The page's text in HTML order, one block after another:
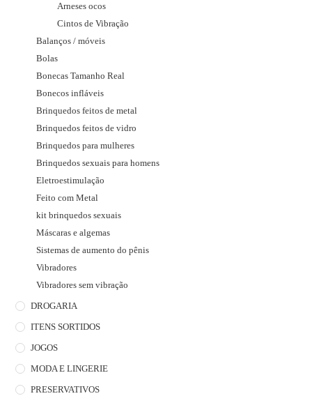
Arneses ocos
Cintos de Vibração
Balanços / móveis
Bolas
Bonecas Tamanho Real
Bonecos infláveis
Brinquedos feitos de metal
Brinquedos feitos de vidro
Brinquedos para mulheres
Brinquedos sexuais para homens
Eletroestimulação
Feito com Metal
kit brinquedos sexuais
Máscaras e algemas
Sistemas de aumento do pênis
Vibradores
Vibradores sem vibração
DROGARIA
ITENS SORTIDOS
JOGOS
MODA E LINGERIE
PRESERVATIVOS